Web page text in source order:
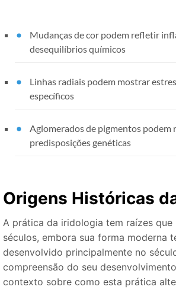
Mudanças de cor podem refletir
desequilíbrios químicos
Linhas radiais podem mostrar
específicos
Aglomerados de pigmentos podem
predisposições genéticas
Origens Históricas
A prática da iridologia tem raízes que
séculos, embora sua forma moderna
desenvolvido principalmente no
compreensão do seu
contexto sobre como esta prática